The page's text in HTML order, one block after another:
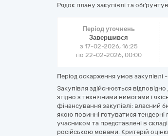
Рядок плану закупівлі та
Період уточнень
Завершився
з 17-02-2026, 16:25
по 22-02-2026, 00:00
Період оскарження умов закупівлі
Закупівля здійснюється
згідно з технічними вимогами і
фінансування закупівлі: власний
якою повинні готуватися тендерні
учасником та представлені в
російською мовами. Критерій